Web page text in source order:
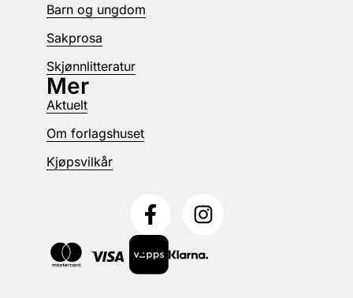
Barn og ungdom
Sakprosa
Skjønnlitteratur
Mer
Aktuelt
Om forlagshuset
Kjøpsvilkår